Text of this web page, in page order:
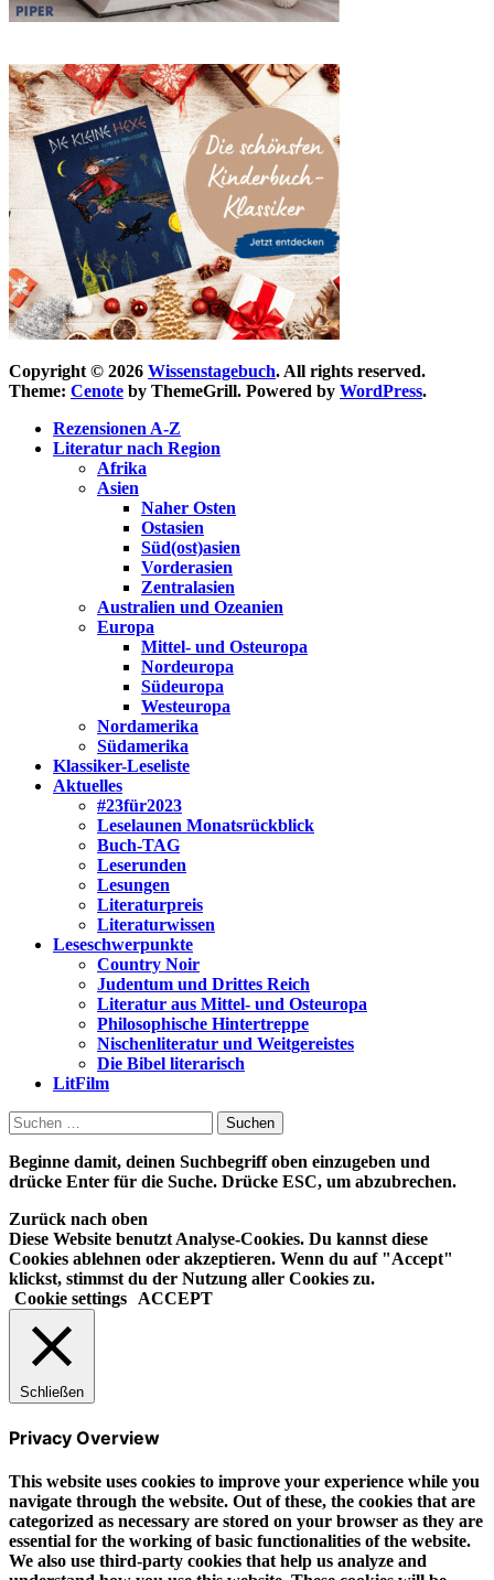
Copyright © 2026 Wissenstagebuch. All rights reserved.
Theme: Cenote by ThemeGrill. Powered by WordPress.
Rezensionen A-Z
Literatur nach Region
Afrika
Asien
Naher Osten
Ostasien
Süd(ost)asien
Vorderasien
Zentralasien
Australien und Ozeanien
Europa
Mittel- und Osteuropa
Nordeuropa
Südeuropa
Westeuropa
Nordamerika
Südamerika
Klassiker-Leseliste
Aktuelles
#23für2023
Leselaunen Monatsrückblick
Buch-TAG
Leserunden
Lesungen
Literaturpreis
Literaturwissen
Leseschwerpunkte
Country Noir
Judentum und Drittes Reich
Literatur aus Mittel- und Osteuropa
Philosophische Hintertreppe
Nischenliteratur und Weitgereistes
Die Bibel literarisch
LitFilm
Suchen
nach:
Beginne damit, deinen Suchbegriff oben einzugeben und
drücke Enter für die Suche. Drücke ESC, um abzubrechen.
Zurück nach oben
Diese Website benutzt Analyse-Cookies. Du kannst diese
Cookies ablehnen oder akzeptieren. Wenn du auf "Accept"
klickst, stimmst du der Nutzung aller Cookies zu.
Cookie settings
ACCEPT
Schließen
Privacy Overview
This website uses cookies to improve your experience while you
navigate through the website. Out of these, the cookies that are
categorized as necessary are stored on your browser as they are
essential for the working of basic functionalities of the website.
We also use third-party cookies that help us analyze and